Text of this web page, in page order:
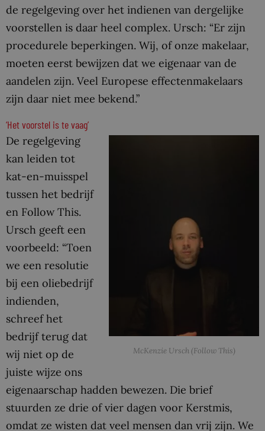
de regelgeving over het indienen van dergelijke
voorstellen is daar heel complex. Ursch: “Er zijn
procedurele beperkingen. Wij, of onze makelaar,
moeten eerst bewijzen dat we eigenaar van de
aandelen zijn. Veel Europese effectenmakelaars
zijn daar niet mee bekend.”
‘Het voorstel is te vaag’
McKenzie Ursch (Follow This)
De regelgeving
kan leiden tot
kat-en-muisspel
tussen het bedrijf
en Follow This.
Ursch geeft een
voorbeeld: “Toen
we een resolutie
bij een oliebedrijf
indienden,
schreef het
bedrijf terug dat
wij niet op de
juiste wijze ons
eigenaarschap hadden bewezen. Die brief
stuurden ze drie of vier dagen voor Kerstmis,
omdat ze wisten dat veel mensen dan vrij zijn. We